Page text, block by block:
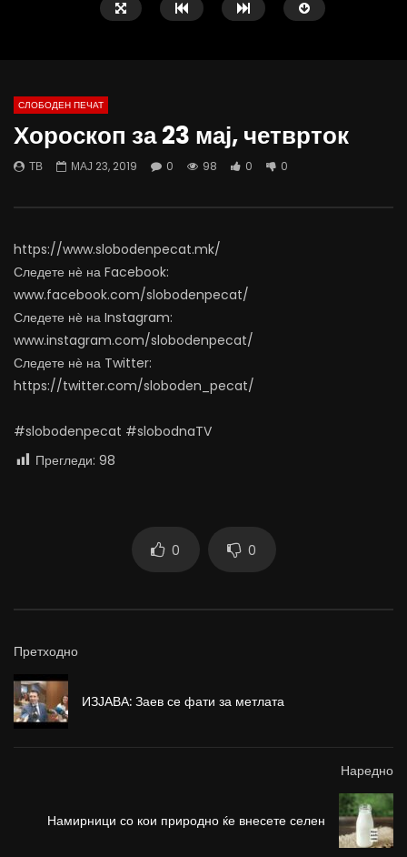
09:38
07.08.2026
0
1.4K 15 0
10:25
06.08.2026
СЛОБОДЕН ПЕЧАТ
Хороскоп за 23 мај, четврток
ТВ МАЈ 23, 2019 0 98 0 0
https://www.slobodenpecat.mk/
Следете нѐ на Facebook:
www.facebook.com/slobodenpecat/
Следете нѐ на Instagram:
www.instagram.com/slobodenpecat/
Следете нѐ на Twitter:
https://twitter.com/sloboden_pecat/
#slobodenpecat #slobodnaTV
Прегледи: 98
0 0
Претходно
ИЗЈАВА: Заев се фати за метлата
Наредно
Намирници со кои природно ќе внесете селен